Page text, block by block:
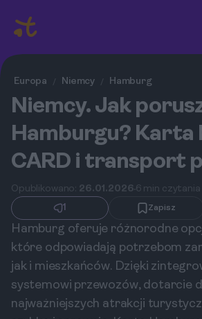
Europa / Niemcy / Hamburg
Niemcy. Jak
Hamburgu? Karta
CARD i transport
Opublikowano: 26.01.2026 6 min czytania
1
Zapisz
Hamburg oferuje różnorodne
które odpowiadają potrzebom
jak i mieszkańców. Dzięki
systemowi przewozów, dotarcie
najważniejszych atrakcji